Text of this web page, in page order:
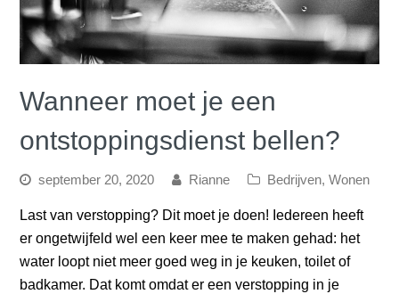
Wanneer moet je een
ontstoppingsdienst bellen?
september 20, 2020 Rianne Bedrijven,Wonen
Last van verstopping? Dit moet je doen! Iedereen heeft
er ongetwijfeld wel een keer mee te maken gehad: het
water loopt niet meer goed weg in je keuken, toilet of
badkamer. Dat komt omdat er een verstopping in je